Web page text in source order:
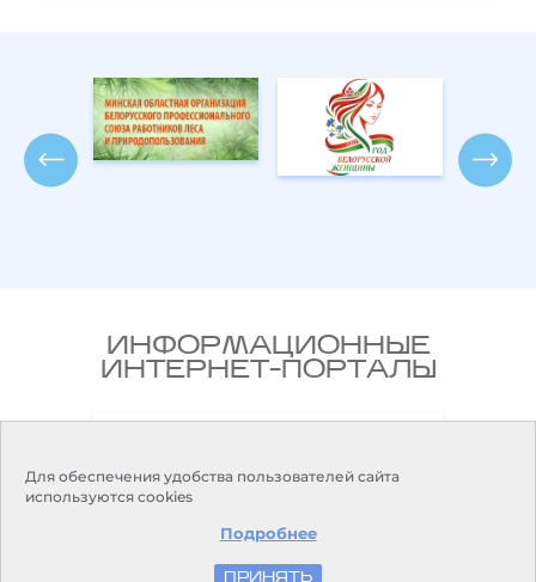
ИНФОРМАЦИОННЫЕ
ИНТЕРНЕТ-ПОРТАЛЫ
Беларусь
Для обеспечения удобства пользователей сайта
используются cookies
Подробнее
ПРИНЯТЬ